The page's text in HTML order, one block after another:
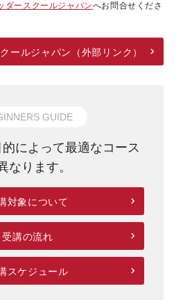
ダースクールジャパンへお問合せくださ
ールジャパン（外部リンク）
GUIDE
によって最適なコース
なります。
対象について
受講の流れ
スケジュール